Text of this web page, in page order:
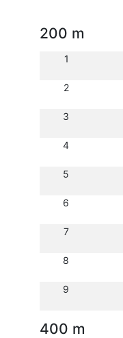
200 m
1
2
3
4
5
6
7
8
9
400 m